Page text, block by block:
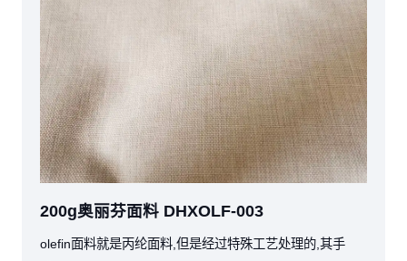
200g奥丽芬面料 DHXOLF-003
olefin面料就是丙纶面料,但是经过特殊工艺处理的,其手